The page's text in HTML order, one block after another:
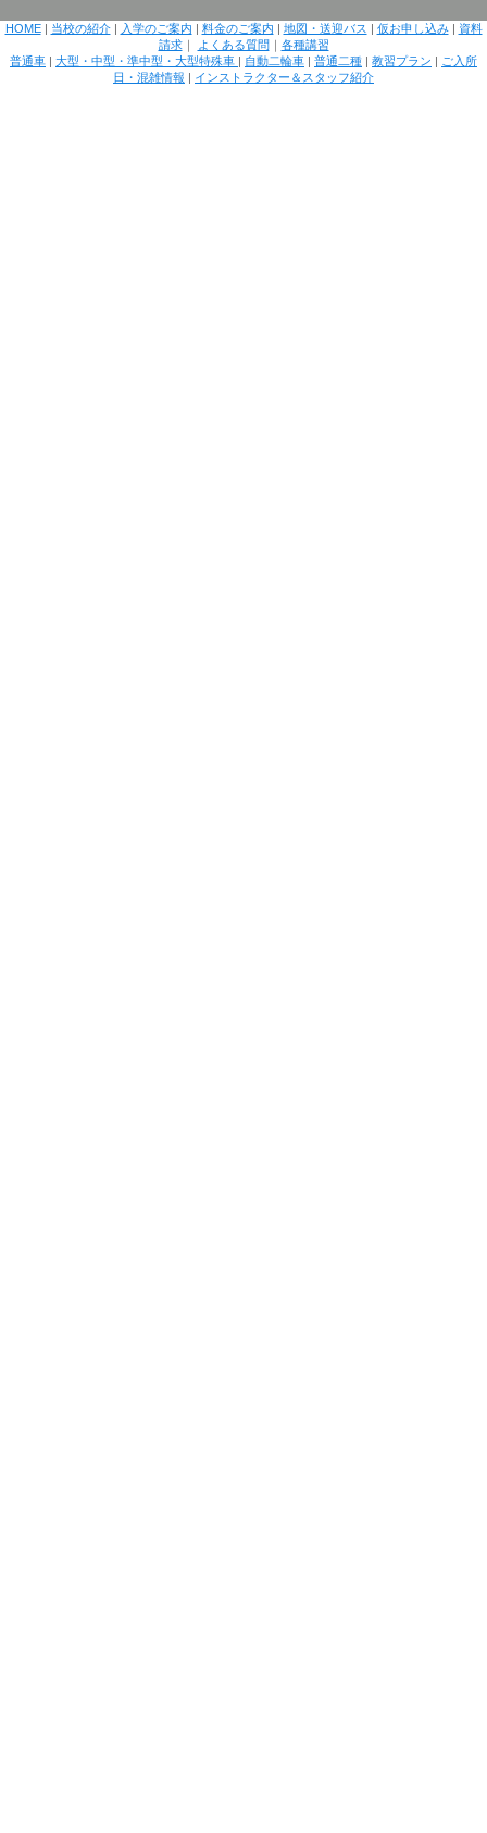
HOME| 当校の紹介| 入学のご案内 | 料金のご案内 | 地図・送迎バス | 仮お申し込み| 資料
請求｜ よくある質問 ｜ 各種講習
普通車 | 大型・中型・準中型・大型特殊車 | 自動二輪車 | 普通二種 | 教習プラン | ご入所
日・混雑情報 | インストラクター＆スタッフ紹介